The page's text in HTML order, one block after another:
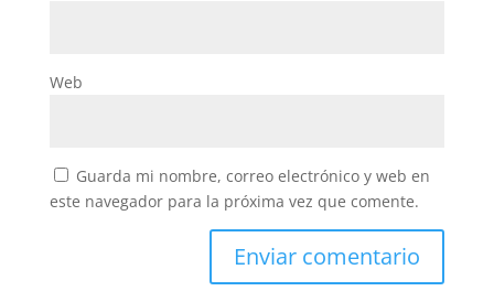
Web
Guarda mi nombre, correo electrónico y web en
este navegador para la próxima vez que comente.